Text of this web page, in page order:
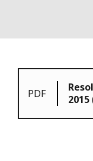
PDF
2015